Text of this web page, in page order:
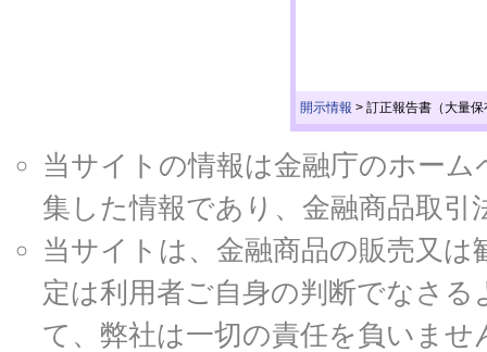
開示情報 > 訂正報告書（大量
当サイトの情報は金融庁のホー
集した情報であり、金融商品取
当サイトは、金融商品の販売又
定は利用者ご自身の判断でなさ
て、弊社は一切の責任を負いませ